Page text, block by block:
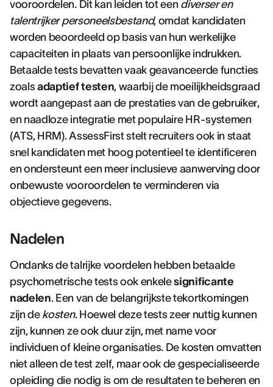
vooroordelen. Dit kan leiden tot een diverser en
talentrijker personeelsbestand, omdat kandidaten
worden beoordeeld op basis van hun werkelijke
capaciteiten in plaats van persoonlijke indrukken.
Betaalde tests bevatten vaak geavanceerde functies
zoalsadaptief testen, waarbij de moeilijkheidsgraad
wordt aangepast aan de prestaties van de gebruiker,
en naadloze integratie met populaire HR-systemen
(ATS, HRM). AssessFirst stelt recruiters ook in staat
snel kandidaten met hoog potentieel te identificeren
en ondersteunt een meer inclusieve aanwerving door
onbewuste vooroordelen te verminderen via
objectieve gegevens.
Nadelen
Ondanks de talrijke voordelen hebben betaalde
psychometrische tests ook enkelesignificante
nadelen. Een van de belangrijkste tekortkomingen
zijn de kosten. Hoewel deze tests zeer nuttig kunnen
zijn, kunnen ze ook duur zijn, met name voor
individuen of kleine organisaties. De kosten omvatten
niet alleen de test zelf, maar ook de gespecialiseerde
opleiding die nodig is om de resultaten te beheren en